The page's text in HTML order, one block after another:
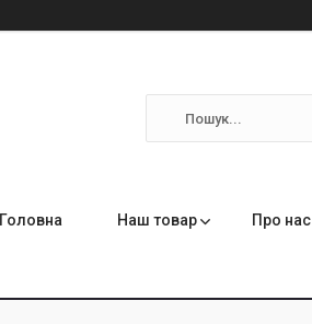
Головна Наш товар Про нас